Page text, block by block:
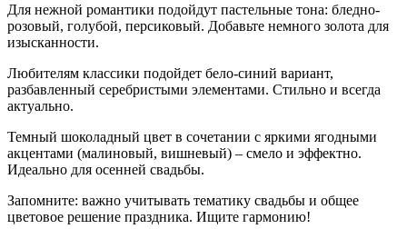
Для нежной романтики подойдут пастельные тона: бледно-
розовый, голубой, персиковый. Добавьте немного золота для
изысканности.
Любителям классики подойдет бело-синий вариант,
разбавленный серебристыми элементами. Стильно и всегда
актуально.
Темный шоколадный цвет в сочетании с яркими ягодными
акцентами (малиновый, вишневый) – смело и эффектно.
Идеально для осенней свадьбы.
Запомните: важно учитывать тематику свадьбы и общее
цветовое решение праздника. Ищите гармонию!